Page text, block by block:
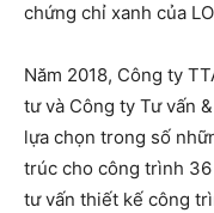
chứng chỉ xanh của
Năm 2018, Công ty
tư và Công ty Tư vấn
lựa chọn trong số
trúc cho công trình
tư vấn thiết kế công